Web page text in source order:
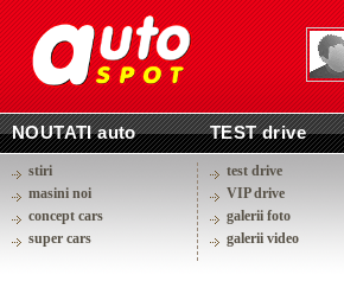
NOUTATI auto TEST drive
stiri
masini noi
concept cars
super cars
test drive
VIP drive
galerii foto
galerii video